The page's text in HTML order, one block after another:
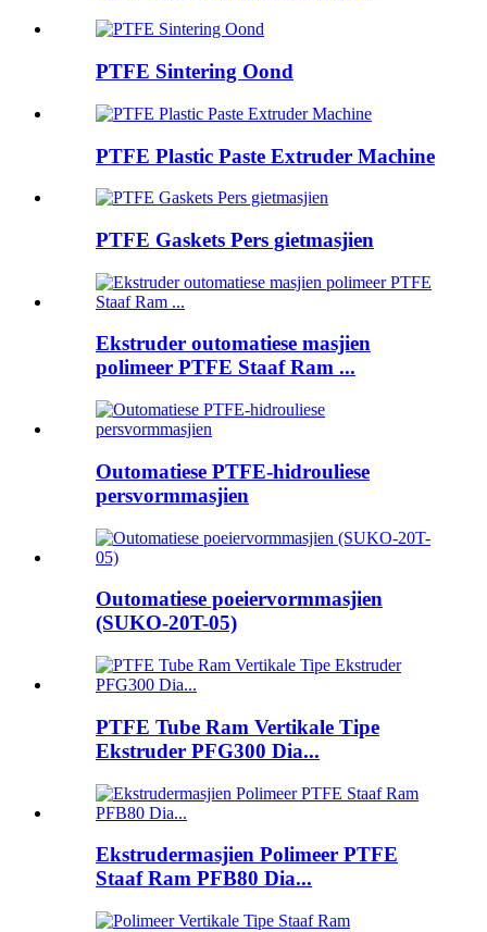
PTFE Sintering Oond
PTFE Plastic Paste Extruder Machine
PTFE Gaskets Pers gietmasjien
Ekstruder outomatiese masjien
polimeer PTFE Staaf Ram ...
Outomatiese PTFE-hidrouliese
persvormmasjien
Outomatiese poeiervormmasjien
(SUKO-20T-05)
PTFE Tube Ram Vertikale Tipe
Ekstruder PFG300 Dia...
Ekstrudermasjien Polimeer PTFE
Staaf Ram PFB80 Dia...